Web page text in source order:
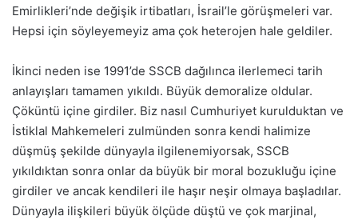
Emirlikleri’nde değişik irtibatları, İsrail’le görüşmeleri var.
Hepsi için söyleyemeyiz ama çok heterojen hale geldiler.
İkinci neden ise 1991’de SSCB dağılınca ilerlemeci tarih
anlayışları tamamen yıkıldı. Büyük demoralize oldular.
Çöküntü içine girdiler. Biz nasıl Cumhuriyet kurulduktan ve
İstiklal Mahkemeleri zulmünden sonra kendi halimize
düşmüş şekilde dünyayla ilgilenemiyorsak, SSCB
yıkıldıktan sonra onlar da büyük bir moral bozukluğu içine
girdiler ve ancak kendileri ile haşır neşir olmaya başladılar.
Dünyayla ilişkileri büyük ölçüde düştü ve çok marjinal,